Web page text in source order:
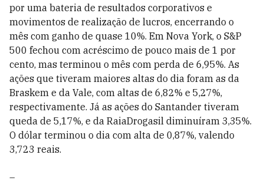
por uma bateria de resultados corporativos e
movimentos de realização de lucros, encerrando o
mês com ganho de quase 10%. Em Nova York, o S&P
500 fechou com acréscimo de pouco mais de 1 por
cento, mas terminou o mês com perda de 6,95%. As
ações que tiveram maiores altas do dia foram as da
Braskem e da Vale, com altas de 6,82% e 5,27%,
respectivamente. Já as ações do Santander tiveram
queda de 5,17%, e da RaiaDrogasil diminuíram 3,35%.
O dólar terminou o dia com alta de 0,87%, valendo
3,723 reais.
–